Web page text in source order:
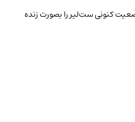
کنونی ست‌لیر را بصورت زنده